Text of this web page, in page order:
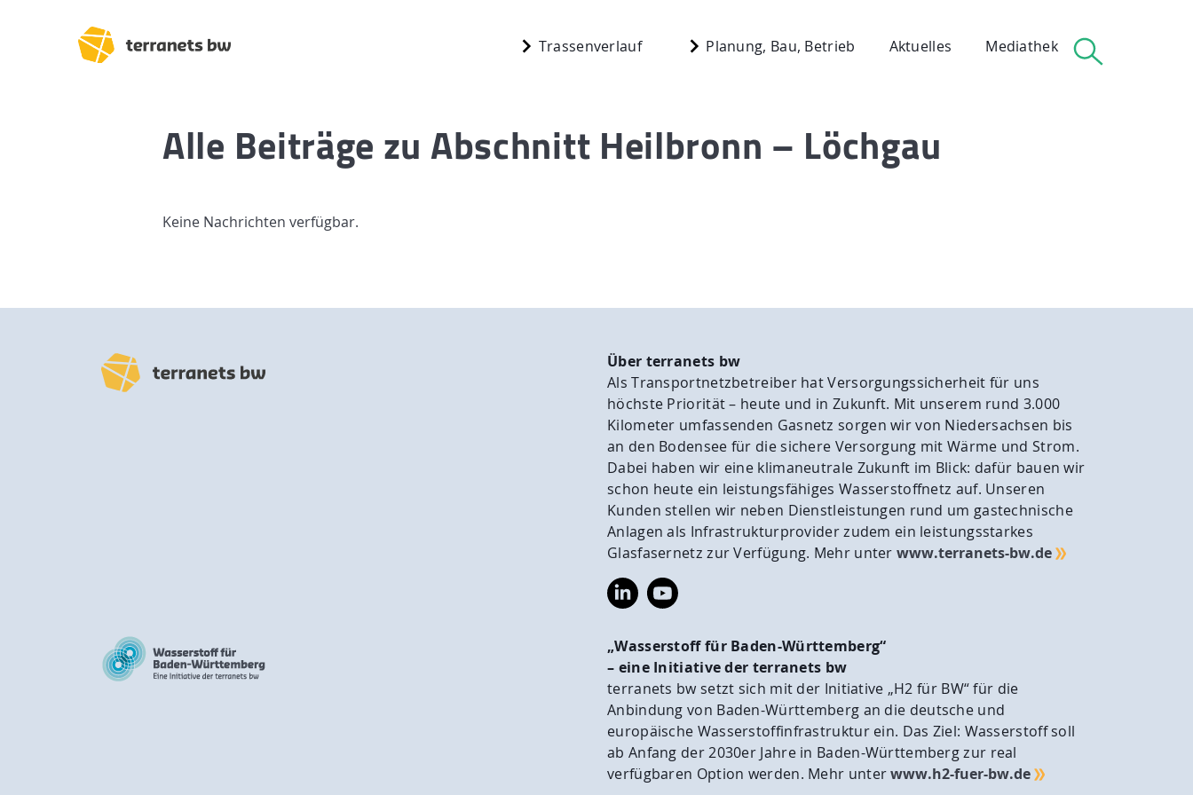
Trassenverlauf Planung, Bau, Betrieb Aktuelles Mediathek
Trassenverlauf SEL:
Lampertheim – Heidelberg
Heilbronn – Löchgau
Löchgau – Esslingen a. N.
Start
Mediathek
Newsletter
Kontakt
Suche
Alle Beiträge zu Abschnitt Heilbronn – Löchgau
Keine Nachrichten verfügbar.
Über terranets bw
Als Transportnetzbetreiber hat Versorgungssicherheit für uns
höchste Priorität – heute und in Zukunft. Mit unserem rund 3.000
Kilometer umfassenden Gasnetz sorgen wir von Niedersachsen bis
an den Bodensee für die sichere Versorgung mit Wärme und Strom.
Dabei haben wir eine klimaneutrale Zukunft im Blick: dafür bauen wir
schon heute ein leistungsfähiges Wasserstoffnetz auf. Unseren
Kunden stellen wir neben Dienstleistungen rund um gastechnische
Anlagen als Infrastrukturprovider zudem ein leistungsstarkes
Glasfasernetz zur Verfügung. Mehr unter www.terranets-bw.de
https://www.linkedin.com/company/terranets-
bw-
https://www.youtube.com/@terranetsbw
„Wasserstoff für Baden-Württemberg“
– eine Initiative der terranets bw
terranets bw setzt sich mit der Initiative „H2 für BW“ für die
Anbindung von Baden-Württemberg an die deutsche und
europäische Wasserstoffinfrastruktur ein. Das Ziel: Wasserstoff soll
ab Anfang der 2030er Jahre in Baden-Württemberg zur real
verfügbaren Option werden. Mehr unterwww.h2-fuer-bw.de